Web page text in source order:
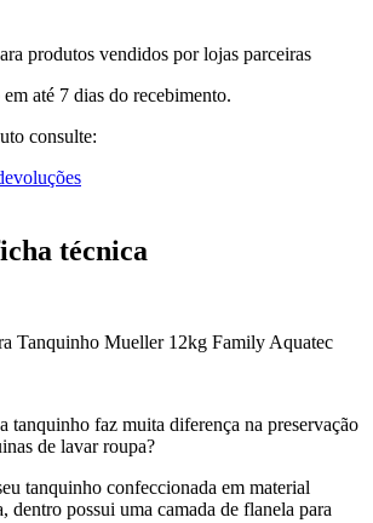
produtos vendidos por lojas parceiras
até 7 dias do recebimento.
consulte:
técnica
Tanquinho Mueller 12kg Family Aquatec
tanquinho faz muita diferença na preservação
de lavar roupa?
tanquinho confeccionada em material
dentro possui uma camada de flanela para